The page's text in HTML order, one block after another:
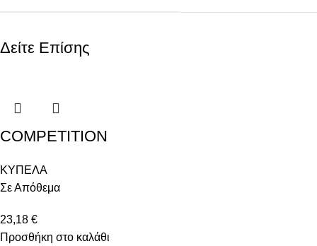
Δείτε Επίσης
COMPETITION
ΚΥΠΕΛΑ
Σε Απόθεμα
23,18 €
Προσθήκη στο καλάθι